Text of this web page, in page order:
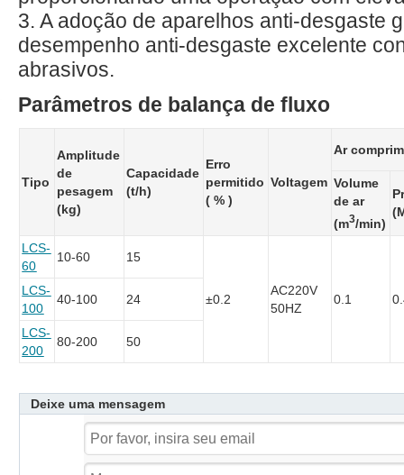
3. A adoção de aparelhos anti-desgaste
desempenho anti-desgaste excelente
abrasivos.
Parâmetros de balança de fluxo
Tipo
Amplitude
de
pesagem
(kg)
Capacidade
(t/h)
Erro
permitido
( % )
Voltagem
Ar
Volume
de ar
(m3/min)
LCS-
60
10-60 15
±0.2
AC220V
50HZ
0.1
LCS-
100
40-100 24
LCS-
200
80-200 50
Deixe uma mensagem